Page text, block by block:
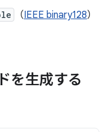
（IEEE binary128）
を生成する